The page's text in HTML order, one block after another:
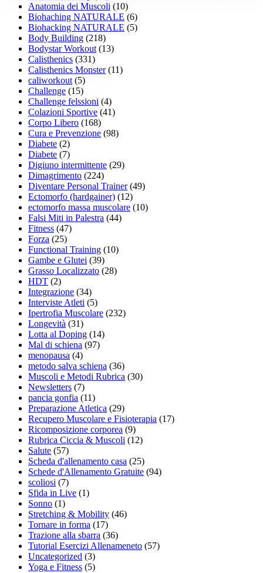
Anatomia dei Muscoli (10)
Biohaching NATURALE (6)
Biohacking NATURALE (5)
Body Building (218)
Bodystar Workout(13)
Calisthenics (331)
Calisthenics Monster(11)
caliworkout(5)
Challenge (15)
Challenge felssioni (4)
Colazioni Sportive (41)
Corpo Libero (168)
Cura e Prevenzione (98)
Diabete (2)
Diabete (7)
Digiuno intermittente (29)
Dimagrimento (224)
Diventare Personal Trainer(49)
Ectomorfo (hardgainer) (12)
ectomorfo massa muscolare (10)
Falsi Miti in Palestra (44)
Fitness (47)
Forza (25)
Functional Training (10)
Gambe e Glutei (39)
Grasso Localizzato (28)
HDT (2)
Integrazione (34)
Interviste Atleti (5)
Ipertrofia Muscolare (232)
Longevità (31)
Lotta al Doping (14)
Mal di schiena (97)
menopausa (4)
metodo salva schiena (36)
Muscoli e Metodi Rubrica (30)
Newsletters (7)
pancia gonfia (11)
Preparazione Atletica (29)
Recupero Muscolare e Fisioterapia (17)
Ricomposizione corporea (9)
Rubrica Ciccia & Muscoli (12)
Salute (57)
Scheda d'allenamento casa (25)
Schede d'Allenamento Gratuite (94)
scoliosi (7)
Sfida in Live (1)
Sonno (1)
Stretching & Mobility (46)
Tornare in forma (17)
Trazione alla sbarra (36)
Tutorial Esercizi Allenameneto (57)
Uncategorized (3)
Yoga e Fitness (5)